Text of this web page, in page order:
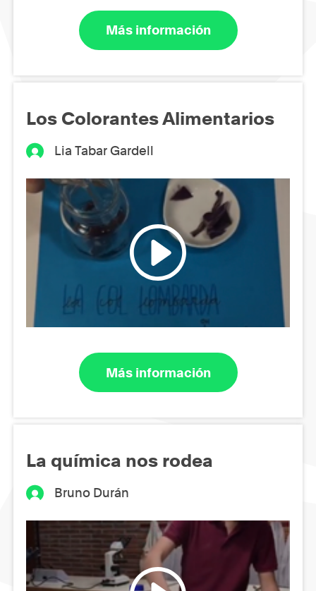
Más información
Los Colorantes Alimentarios
Lia Tabar Gardell
Más información
La química nos rodea
Bruno Durán